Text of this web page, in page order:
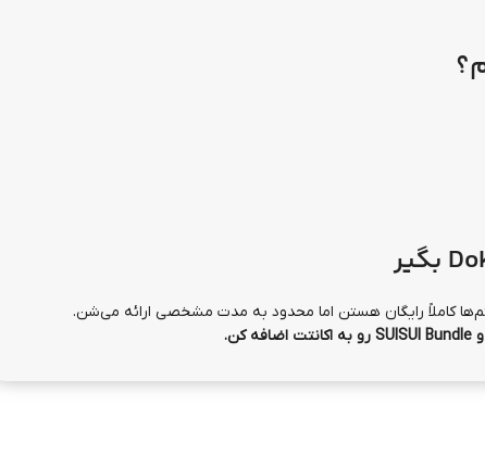
کاملاً رایگان هستن اما محدود به مدت مشخصی ارائه می‌شن.